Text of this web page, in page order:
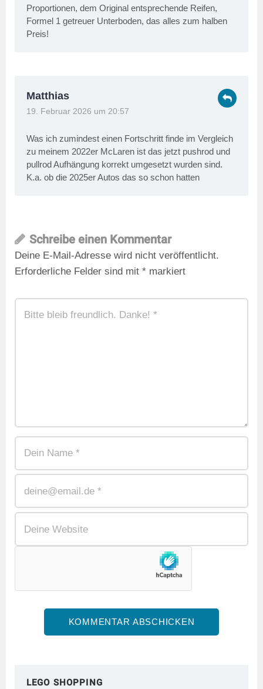
Proportionen, dem Original entsprechende Reifen,
Formel 1 getreuer Unterboden, das alles zum halben
Preis!
Matthias
19. Februar 2026 um 20:57
Was ich zumindest einen Fortschritt finde im Vergleich
zu meinem 2022er McLaren ist das jetzt pushrod und
pullrod Aufhängung korrekt umgesetzt wurden sind.
K.a. ob die 2025er Autos das so schon hatten
Schreibe einen Kommentar
Deine E-Mail-Adresse wird nicht veröffentlicht.
Erforderliche Felder sind mit * markiert
LEGO SHOPPING